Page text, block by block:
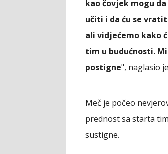
kao čovjek mogu
učiti i da ću se
ali vidjećemo kako
tim u budućnosti.
postigne", naglasio
Meč je počeo
prednost sa starta
sustigne.